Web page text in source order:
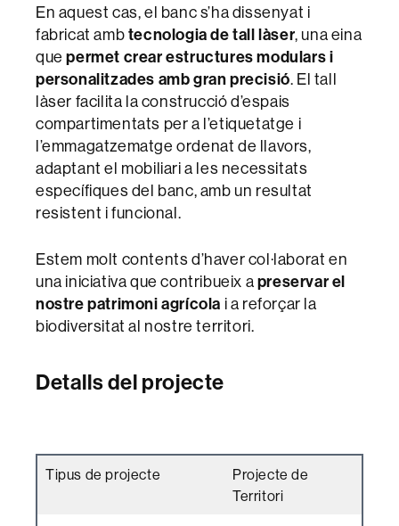
En aquest cas, el banc s’ha dissenyat i
fabricat ambtecnologia de tall làser, una eina
quepermet crear estructures modulars i
personalitzades amb gran precisió. El tall
làser facilita la construcció d’espais
compartimentats per a l’etiquetatge i
l’emmagatzematge ordenat de llavors,
adaptant el mobiliari a les necessitats
específiques del banc, amb un resultat
resistent i funcional.
Estem molt contents d’haver col·laborat en
una iniciativa que contribueix apreservar el
nostre patrimoni agrícola i a reforçar la
biodiversitat al nostre territori.
Detalls del projecte
Tipus de projecte
Projecte de
Territori